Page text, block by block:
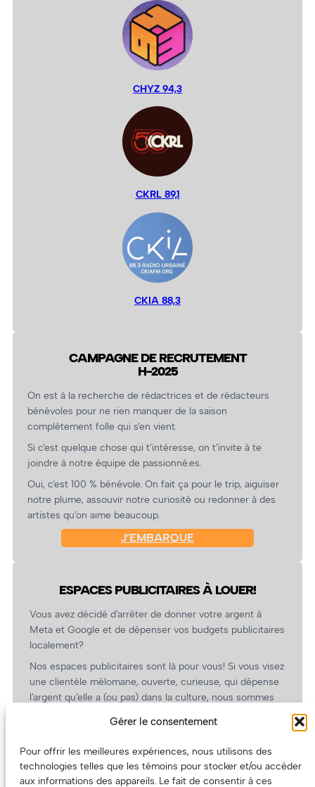
Gérer le consentement
Pour offrir les meilleures expériences, nous utilisons des
technologies telles que les témoins pour stocker et/ou accéder
aux informations des appareils. Le fait de consentir à ces
CHYZ 94,3
CKRL 89,1
CKIA 88,3
CAMPAGNE DE RECRUTEMENT
H-2025
On est à la recherche de rédactrices et de rédacteurs
bénévoles pour ne rien manquer de la saison
complètement folle qui s’en vient.
Si c’est quelque chose qui t’intéresse, on t’invite à te
joindre à notre équipe de passionné.es.
Oui, c’est 100 % bénévole. On fait ça pour le trip, aiguiser
notre plume, assouvir notre curiosité ou redonner à des
artistes qu’on aime beaucoup.
J’EMBARQUE
ESPACES PUBLICITAIRES À LOUER!
Vous avez décidé d’arrêter de donner votre argent à
Meta et Google et de dépenser vos budgets publicitaires
localement?
Nos espaces publicitaires sont là pour vous! Si vous visez
une clientèle mélomane, ouverte, curieuse, qui dépense
l’argent qu’elle a (ou pas) dans la culture, nous sommes
revient.
(Oui, on va avoir des tarifs spéciaux pour vous, les